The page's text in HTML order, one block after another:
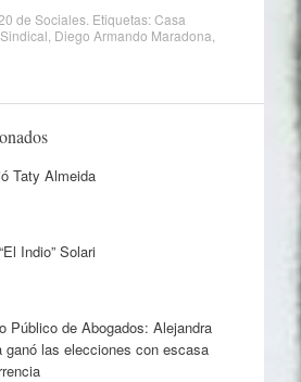
de Sociales. Etiquetas:Casa
Diego Armando Maradona
Taty Almeida
Indio” Solari
Público de Abogados: Alejandra
ganó las elecciones con escasa